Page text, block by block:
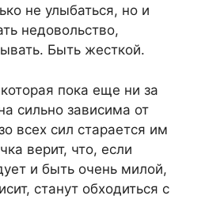
не улыбаться, но и
недовольство,
Быть жесткой.
пока еще ни за
сильно зависима от
всех сил старается им
верит, что, если
и быть очень милой,
станут обходиться с